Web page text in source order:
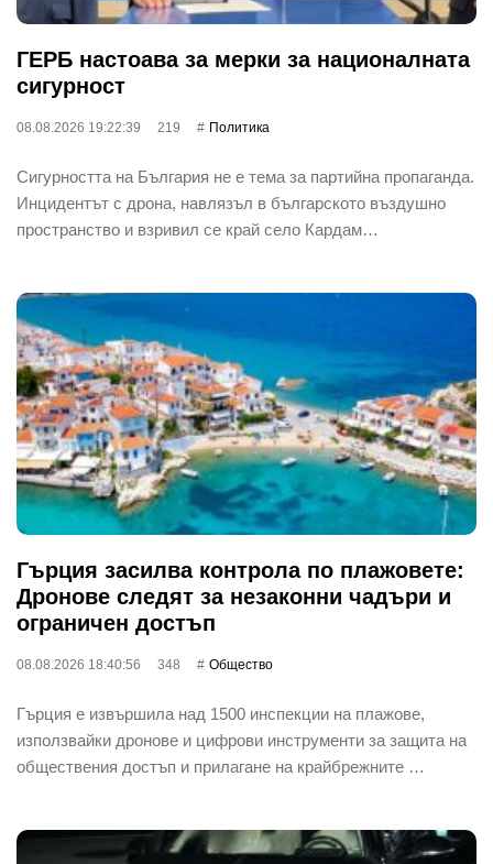
ГЕРБ настоава за мерки за националната
сигурност
08.08.2026 19:22:39 219 Политика
Сигурността на България не е тема за партийна пропаганда.
Инцидентът с дрона, навлязъл в българското въздушно
пространство и взривил се край село Кардам…
Гърция засилва контрола по плажовете:
Дронове следят за незаконни чадъри и
ограничен достъп
08.08.2026 18:40:56 348 Общество
Гърция е извършила над 1500 инспекции на плажове,
използвайки дронове и цифрови инструменти за защита на
обществения достъп и прилагане на крайбрежните …